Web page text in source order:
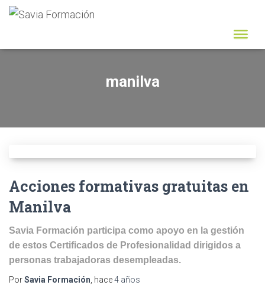
manilva
Acciones formativas gratuitas en
Manilva
Savia Formación participa como apoyo en la gestión
de estos Certificados de Profesionalidad dirigidos a
personas trabajadoras desempleadas.
PorSavia Formación , hace4 años